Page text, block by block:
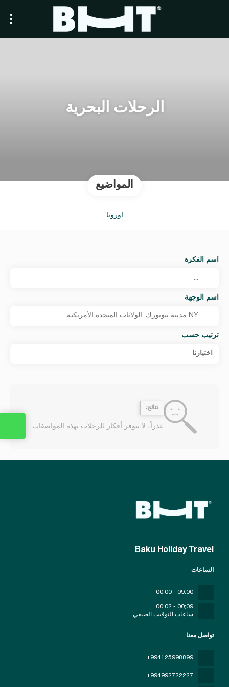
الرحلات البحرية
المواضيع
أوروبا
اسم الفكرة
اسم الوجهة
ترتيب حسب
اختيارنا
نتائج:
عذراً، لا يتوفر أفكار للرحلات بهذه المواصفات
Baku Holiday Travel
تواصل معنا
+994125998899
+994992722227
الساعات
09:00 - 00:00
09;00 - 02;00
ساعات التوقيت الصيفي